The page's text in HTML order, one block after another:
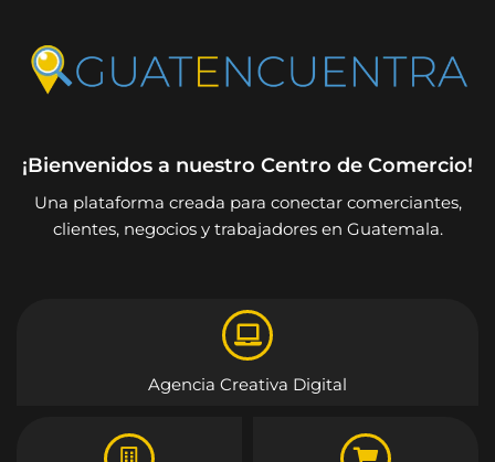
¡Bienvenidos a nuestro Centro de Comercio!
Una plataforma creada para conectar comerciantes,
clientes, negocios y trabajadores en Guatemala.
Agencia Creativa Digital